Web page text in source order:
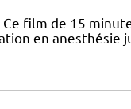
film de 15
en anesthésie